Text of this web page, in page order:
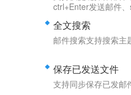
ctrl+Enter发送邮件
全文搜索
邮件搜索支持搜索主
保存已发送文件
支持同步保存已发邮